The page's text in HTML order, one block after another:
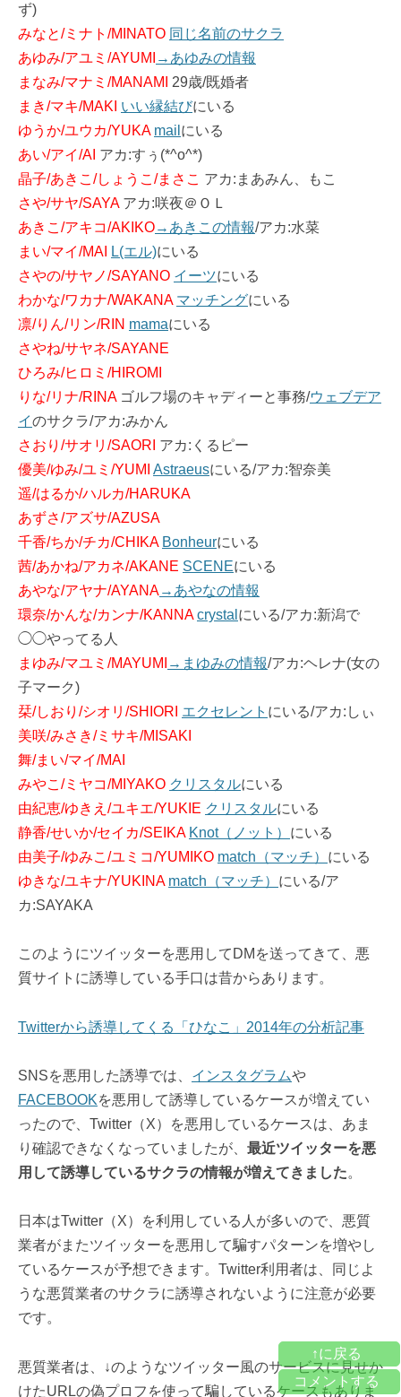
ず)
みなと/ミナト/MINATO 同じ名前のサクラ
あゆみ/アユミ/AYUMI →あゆみの情報
まなみ/マナミ/MANAMI
29歳/既婚者
まき/マキ/MAKI いい縁結びにいる
ゆうか/ユウカ/YUKA mail にいる
あい/アイ/AI アカ:すぅ(*^o^*)
晶子/あきこ/しょうこ/まさこ アカ:まあみん、もこ
さや/サヤ/SAYAアカ:咲夜＠ＯＬ
あきこ/アキコ/AKIKO→あきこの情報/アカ:水菜
まい/マイ/MAI
L(エル)にいる
さやの/サヤノ/SAYANO イーツにいる
わかな/ワカナ/WAKANA マッチングにいる
凛/りん/リン/RIN mamaにいる
さやね/サヤネ/SAYANE
ひろみ/ヒロミ/HIROMI
りな/リナ/RINAゴルフ場のキャディーと事務/ウェブデア
イのサクラ/アカ:みかん
さおり/サオリ/SAORI アカ:くるピー
優美/ゆみ/ユミ/YUMI Astraeusにいる/アカ:智奈美
遥/はるか/ハルカ/HARUKA
あずさ/アズサ/AZUSA
千香/ちか/チカ/CHIKA Bonheurにいる
茜/あかね/アカネ/AKANE SCENEにいる
あやな/アヤナ/AYANA→あやなの情報
環奈/かんな/カンナ/KANNA crystal にいる/アカ:新潟で
◯◯やってる人
まゆみ/マユミ/MAYUMI →まゆみの情報/アカ:ヘレナ(女の
子マーク)
栞/しおり/シオリ/SHIORI エクセレント にいる/アカ:しぃ
美咲/みさき/ミサキ/MISAKI
舞/まい/マイ/MAI
みやこ/ミヤコ/MIYAKO クリスタルにいる
由紀恵/ゆきえ/ユキエ/YUKIE クリスタルにいる
静香/せいか/セイカ/SEIKA Knot（ノット） にいる
由美子/ゆみこ/ユミコ/YUMIKO match（マッチ） にいる
ゆきな/ユキナ/YUKINA match（マッチ） にいる/ア
カ:SAYAKA
このようにツイッターを悪用してDMを送ってきて、悪
質サイトに誘導している手口は昔からあります。
Twitterから誘導してくる「ひなこ」2014年の分析記事
SNSを悪用した誘導では、 インスタグラムや
FACEBOOKを悪用して誘導しているケースが増えてい
ったので、Twitter（X）を悪用しているケースは、あま
り確認できなくなっていましたが、 最近ツイッターを悪
用して誘導しているサクラの情報が増えてきました。
日本はTwitter（X）を利用している人が多いので、悪質
業者がまたツイッターを悪用して騙すパターンを増やし
ているケースが予想できます。Twitter利用者は、同じよ
うな悪質業者のサクラに誘導されないように注意が必要
です。
悪質業者は、↓のようなツイッター風のサービスに見せか
けたURLの偽プロフを使って騙しているケースもありま
↑に戻る
コメントする